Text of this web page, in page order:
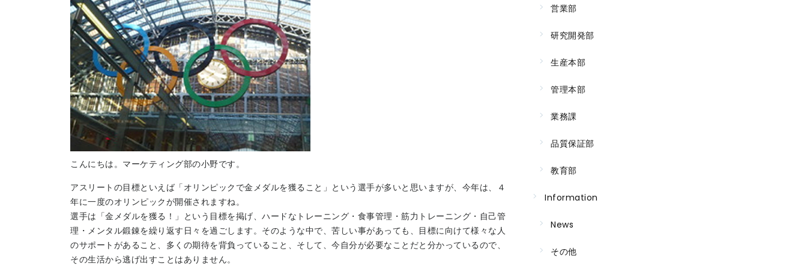
こんにちは。マーケティング部の小野です。
アスリートの目標といえば「オリンピックで金メダルを獲ること」という選手が多いと思いますが、今年は、４
年に一度のオリンピックが開催されますね。
選手は「金メダルを獲る！」という目標を掲げ、ハードなトレーニング・食事管理・筋力トレーニング・自己管
理・メンタル鍛錬を繰り返す日々を過ごします。そのような中で、苦しい事があっても、目標に向けて様々な人
のサポートがあること、多くの期待を背負っていること、そして、今自分が必要なことだと分かっているので、
その生活から逃げ出すことはありません。
営業部
研究開発部
生産本部
管理本部
業務課
品質保証部
教育部
Information
News
その他